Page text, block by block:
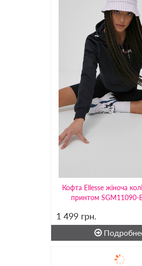
Кофта Ellesse жіноча
принтом SGM11090-
1 499 грн.